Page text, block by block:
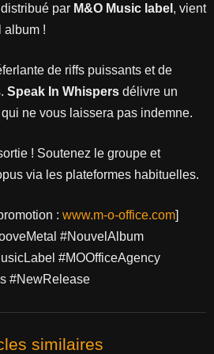
par M&O Music label , vient
album !
de riffs puissants et de
Speak In Whispers délivre un
ne vous laissera pas indemne.
! Soutenez le groupe et
via les plateformes habituelles.
: www.m-o-office.com]
#NouvelAlbum
#MOOfficeAgency
#NewRelease
similaires